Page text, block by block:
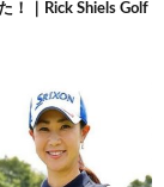
！｜Rick Shiels Golf